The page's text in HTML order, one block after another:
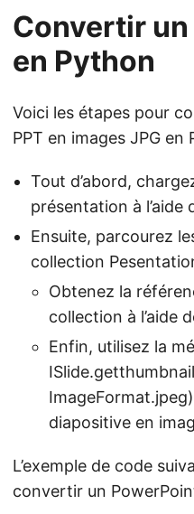
Convertir un
en Python
Voici les étapes pour
PPT en images JPG en
Tout d’abord,
présentation à l’aide
Ensuite, parcourez
collection
Obtenez la
collection à l’aide
Enfin, utilisez la
diapositive en
L’exemple de code
convertir un